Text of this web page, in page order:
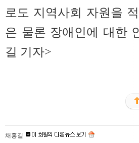
로도 지역사회 자원을
은 물론 장애인에 대한
길 기자>
채홍길